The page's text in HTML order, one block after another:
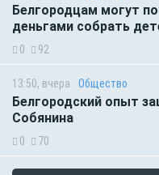
Белгородцам могут
деньгами собрать
0 92
13:50, вчера Общество
Белгородский опыт
Собянина
0 70